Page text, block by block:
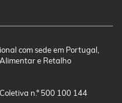
com sede em Portugal,
e Retalho
n.º 500 100 144